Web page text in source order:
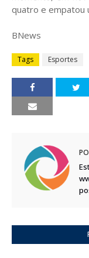
quatro e empatou
BNews
Tags Esportes